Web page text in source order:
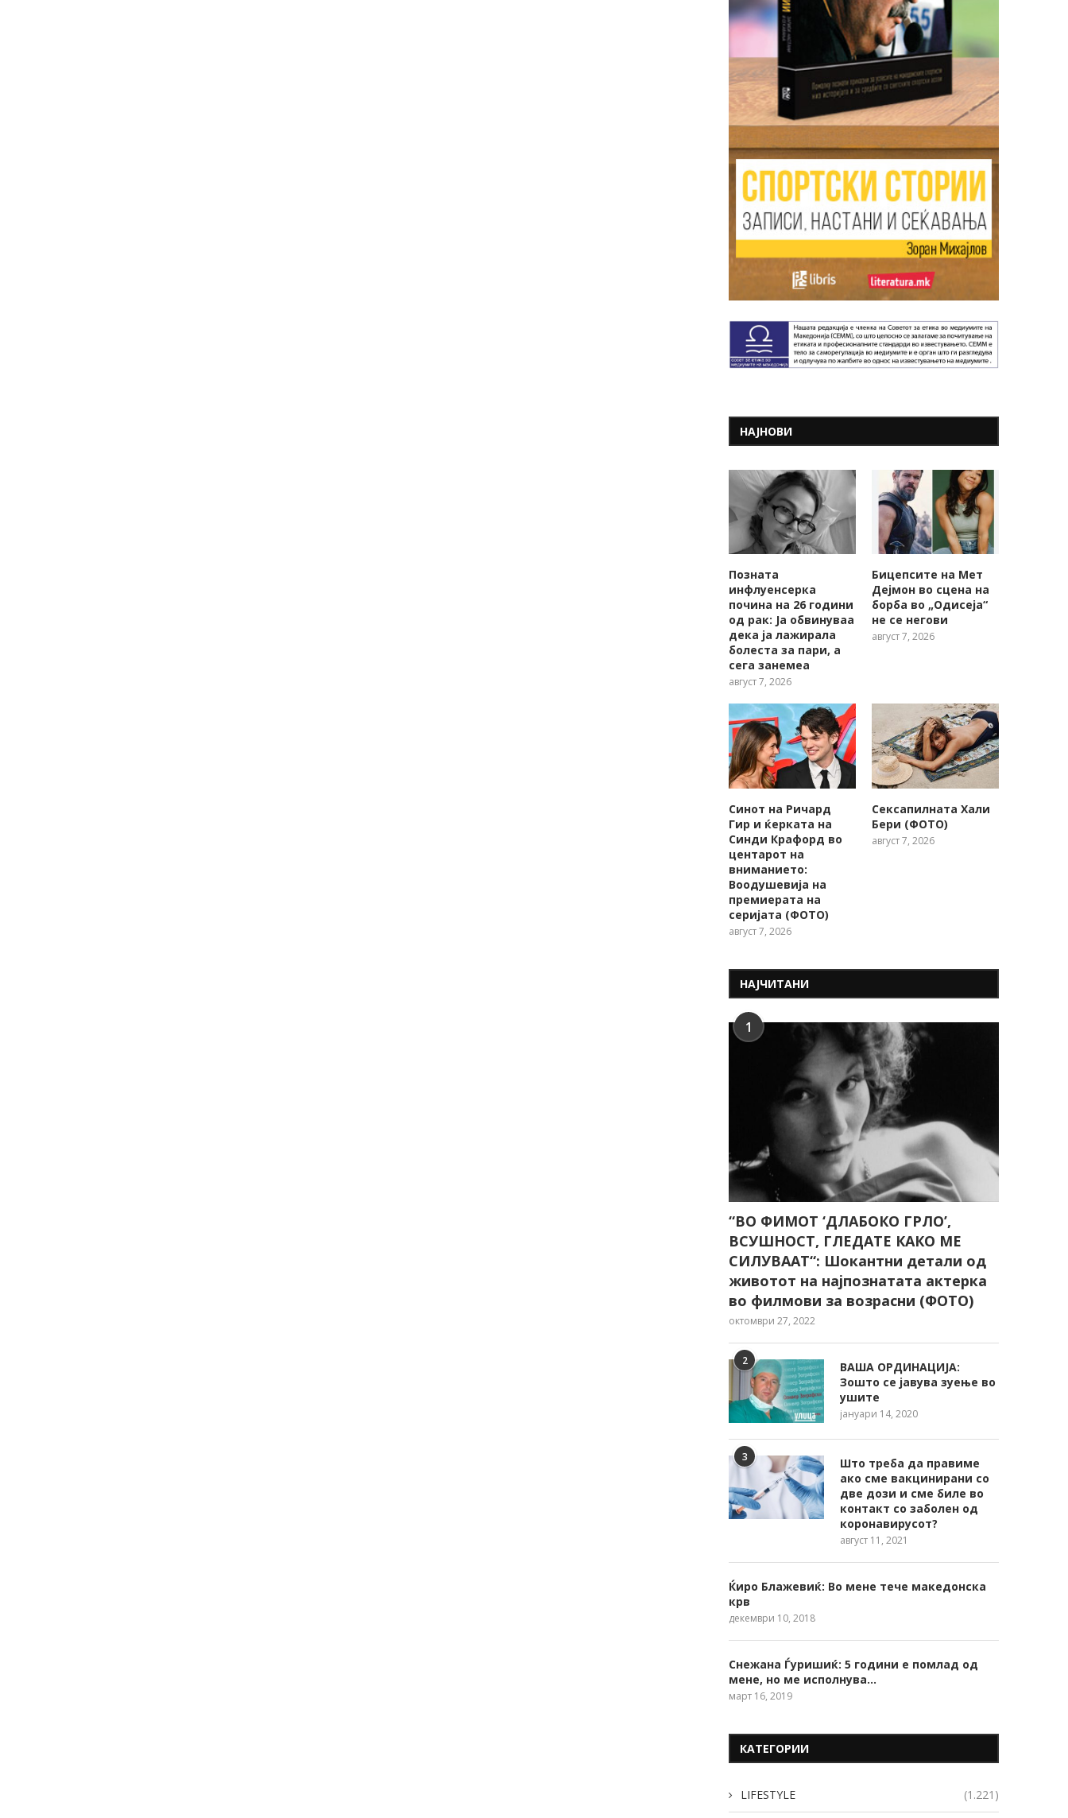
НАЈНОВИ
Позната
инфлуенсерка
почина на 26 години
од рак: Ја обвинуваа
дека ја лажирала
болеста за пари, а
сега занемеа
август 7, 2026
Бицепсите на Мет
Дејмон во сцена на
борба во „Одисеја“
не се негови
август 7, 2026
Синот на Ричард
Гир и ќерката на
Синди Крафорд во
центарот на
вниманието:
Воодушевија на
премиерата на
серијата (ФОТО)
август 7, 2026
Сексапилната Хали
Бери (ФОТО)
август 7, 2026
НАЈЧИТАНИ
1
“ВО ФИМОТ ‘ДЛАБОКО ГРЛО’,
ВСУШНОСТ, ГЛЕДАТЕ КАКО МЕ
СИЛУВААТ“: Шокантни детали од
животот на најпознатата актерка
во филмови за возрасни (ФОТО)
октомври 27, 2022
2
ВАША ОРДИНАЦИЈА:
Зошто се јавува зуење во
ушите
јануари 14, 2020
3
Што треба да правиме
ако сме вакцинирани со
две дози и сме биле во
контакт со заболен од
коронавирусот?
август 11, 2021
Ќиро Блажевиќ: Во мене тече македонска
крв
декември 10, 2018
Снежана Ѓуришиќ: 5 години е помлад од
мене, но ме исполнува…
март 16, 2019
КАТЕГОРИИ
LIFESTYLE (1.221)